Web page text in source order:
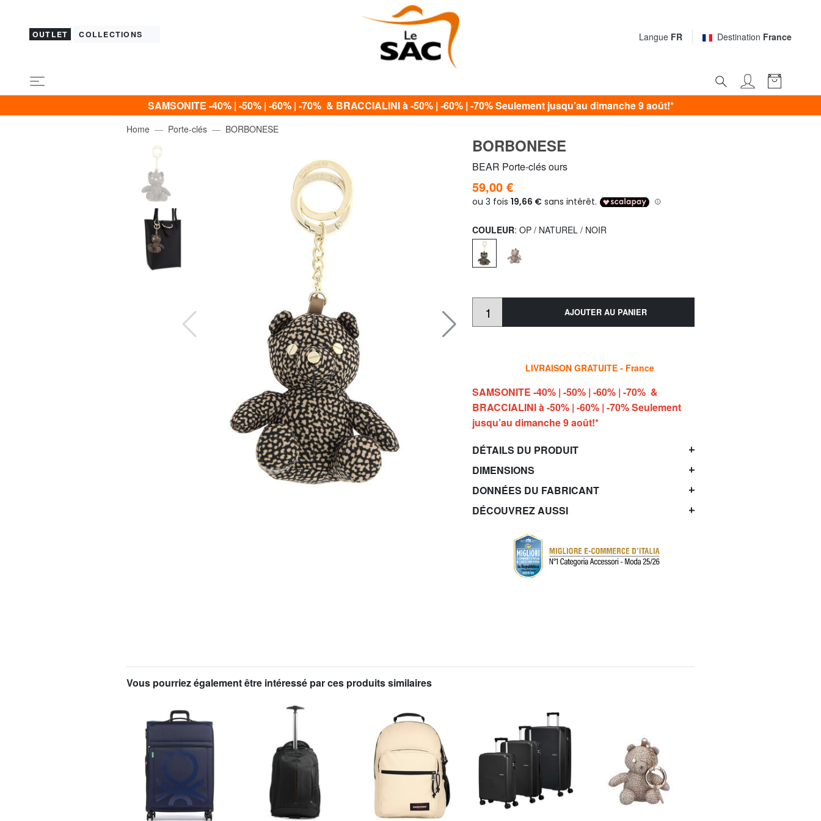
OUTLET COLLECTIONS Langue FR Destination France
SAMSONITE -40% | -50% | -60% | -70% & BRACCIALINI à -50% | -60% | -70% Seulement jusqu’au dimanche 9 août!*
Home Porte-clés BORBONESE
BORBONESE
BEAR Porte-clés ours
59,00 €
COULEUR: OP / NATUREL / NOIR
AJOUTER AU PANIER
LIVRAISON GRATUITE - France
SAMSONITE -40% | -50% | -60% | -70% &
BRACCIALINI à -50% | -60% | -70% Seulement
jusqu’au dimanche 9 août!*
DÉTAILS DU PRODUIT
DIMENSIONS
DONNÉES DU FABRICANT
DÉCOUVREZ AUSSI
Vous pourriez également être intéressé par ces produits similaires